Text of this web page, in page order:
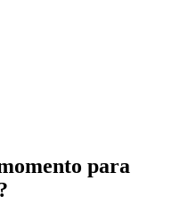
para